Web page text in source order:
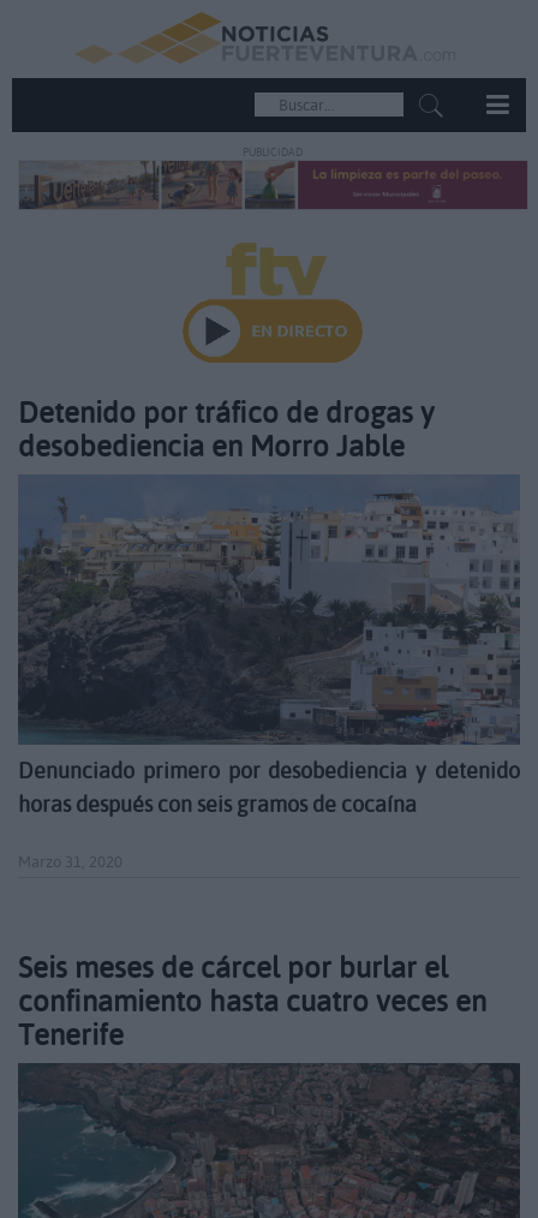
PUBLICIDAD
Detenido por tráfico de drogas y
desobediencia en Morro Jable
Denunciado primero por desobediencia y detenido
horas después con seis gramos de cocaína
Marzo 31, 2020
Seis meses de cárcel por burlar el
confinamiento hasta cuatro veces en
Tenerife